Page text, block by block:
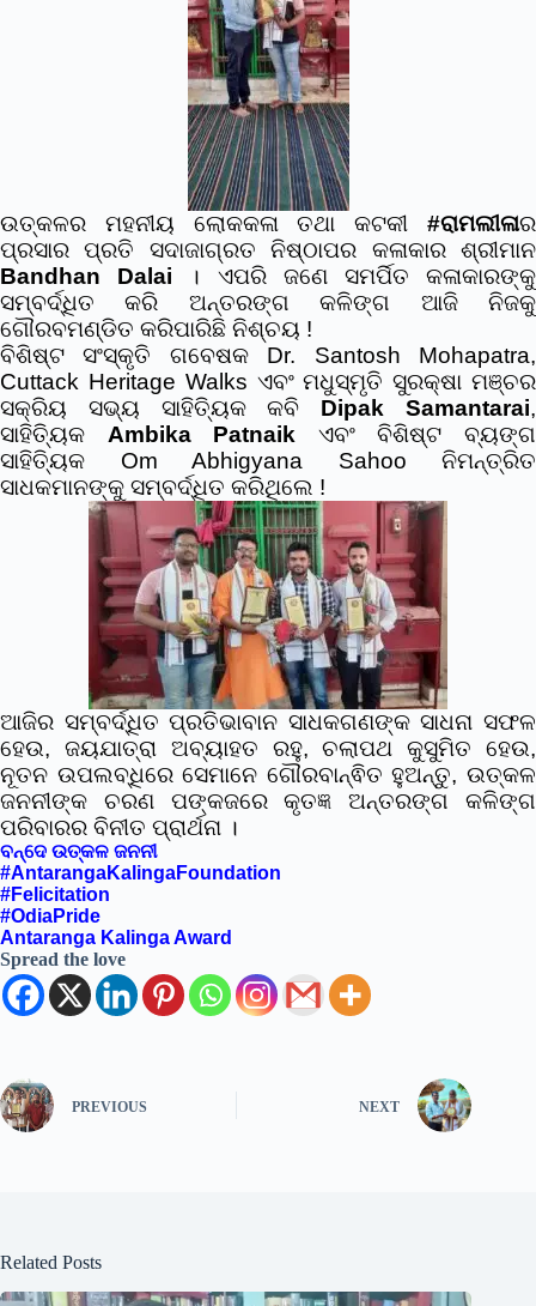
ଉତ୍କଳର ମହନୀୟ ଲୋକକଳା ତଥା କଟକୀ #ରାମଲୀଳାର
ପ୍ରସାର ପ୍ରତି ସଦାଜାଗ୍ରତ ନିଷ୍ଠାପର କଳାକାର ଶ୍ରୀମାନ
Bandhan Dalai
। ଏପରି ଜଣେ ସମର୍ପିତ କଳାକାରଙ୍କୁ
ସମ୍ବର୍ଦ୍ଧିତ କରି ଅନ୍ତରଙ୍ଗ କଳିଙ୍ଗ ଆଜି ନିଜକୁ
ଗୌରବମଣ୍ଡିତ କରିପାରିଛି ନିଶ୍ଚୟ !
ବିଶିଷ୍ଟ ସଂସ୍କୃତି ଗବେଷକ Dr. Santosh Mohapatra,
Cuttack Heritage Walks ଏବଂ ମଧୁସ୍ମୃତି ସୁରକ୍ଷା ମଞ୍ଚର
ସକ୍ରିୟ ସଭ୍ୟ ସାହିତ୍ୟିକ କବି Dipak Samantarai,
ସାହିତ୍ୟିକ Ambika Patnaik ଏବଂ ବିଶିଷ୍ଟ ବ୍ୟଙ୍ଗ
ସାହିତ୍ୟିକ Om Abhigyana Sahoo ନିମନ୍ତ୍ରିତ
ସାଧକମାନଙ୍କୁ ସମ୍ବର୍ଦ୍ଧିତ କରିଥିଲେ !
ଆଜିର ସମ୍ବର୍ଦ୍ଧିତ ପ୍ରତିଭାବାନ ସାଧକଗଣଙ୍କ ସାଧନା ସଫଳ
ହେଉ, ଜୟଯାତ୍ରା ଅବ୍ୟାହତ ରହୁ, ଚଲାପଥ କୁସୁମିତ ହେଉ,
ନୂତନ ଉପଲବ୍ଧିରେ ସେମାନେ ଗୌରବାନ୍ଵିତ ହୁଅନ୍ତୁ, ଉତ୍କଳ
ଜନନୀଙ୍କ ଚରଣ ପଙ୍କଜରେ କୃତଜ୍ଞ ଅନ୍ତରଙ୍ଗ କଳିଙ୍ଗ
ପରିବାରର ବିନୀତ ପ୍ରାର୍ଥନା ।
ବନ୍ଦେ ଉତ୍କଳ ଜନନୀ
#AntarangaKalingaFoundation
#Felicitation
#OdiaPride
Antaranga Kalinga Award
Spread the love
PREVIOUS NEXT
Related Posts